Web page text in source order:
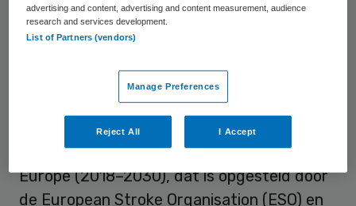
(KNCN) en de Nederlandse Vereniging voor
Neurologie (NVN).
Nederlandse variant
Het actieplan is een Nederlandse variant
van hetEuropese Stroke Action Plan for
Europe (2018–2030), dat is opgesteld door
de European Stroke Organisation (ESO) en
advertising and content, advertising and content measurement, audience
research and services development.
List of Partners (vendors)
Manage Preferences
Reject All I Accept